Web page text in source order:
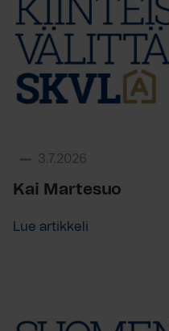
3.7.2026
Kai Martesuo
Lue artikkeli